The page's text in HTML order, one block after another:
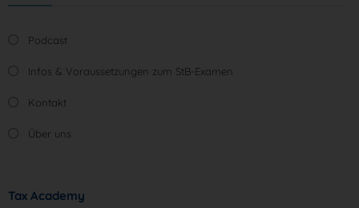
Podcast
Infos & Voraussetzungen zum StB-Examen
Kontakt
Über uns
Tax Academy